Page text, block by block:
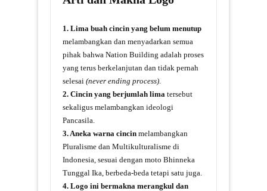
1. Lima buah cincin yang belum menutup
melambangkan dan menyadarkan semua
pihak bahwa Nation Building adalah proses
yang terus berkelanjutan dan tidak pernah
selesai (never ending process)
2. Cincin yang berjumlah lima tersebut
sekaligus melambangkan ideologi
Pancasila.
3. Aneka warna cincin melambangkan
Pluralisme dan Multikulturalisme di
Indonesia, sesuai dengan moto Bhinneka
Tunggal Ika, berbeda-beda tetapi satu juga.
4. Logo ini bermakna merangkul dan